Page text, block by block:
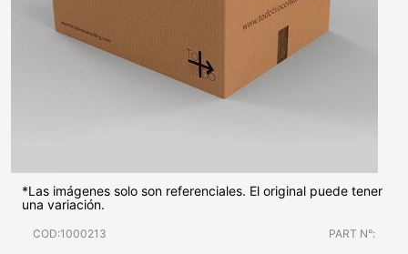
*Las imágenes solo son referenciales. El original puede tener
una variación.
COD:1000213 PART N°: